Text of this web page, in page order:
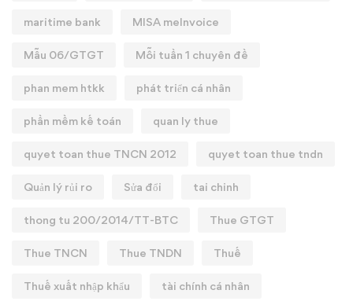
maritime bank MISA meInvoice
Mẫu 06/GTGT Mỗi tuần 1 chuyên đề
phan mem htkk phát triển cá nhân
phần mềm kế toán quan ly thue
quyet toan thue TNCN 2012 quyet toan thue tndn
Quản lý rủi ro Sửa đổi tai chinh
thong tu 200/2014/TT-BTC Thue GTGT
Thue TNCN Thue TNDN Thuế
Thuế xuất nhập khẩu tài chính cá nhân